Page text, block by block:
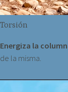
Torsión
Energiza la
de la misma.